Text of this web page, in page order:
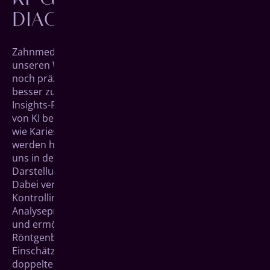
DIAGNOSTIK
Zahnmedizin bedeutet für uns, neue Technologien in
unseren Workflow zu integrieren, um die Diagnosen
noch präziser und die Behandlungen insgesamt
besser zu gestalten. Deshalb setzen wir auf die X-ray
Insights-Röntgenanalyse von Align, die uns mit Hilfe
von KI bei der Diagnostik unterstützt. Auffälligkeiten
wie Karies, Entzündungen oder Knochenabbau
werden hierbei direkt im Röntgenbild markiert, was
uns in der Auswertung sowie der transparenten
Darstellung für unsere Patienten hilft.
Dabei verstehen wir die KI bewusst als zusätzliche
Kontrollinstanz. Sie übernimmt zeitintensive
Analyseprozesse, strukturiert Befunde automatisch
und ermöglicht so eine konsistente Auswertung von
Röntgenbildern. Kurzum: Sie ergänzt unsere fachliche
Einschätzung, ersetzt diese aber nicht. Durch diese
doppelte Absicherung können selbst kleinste